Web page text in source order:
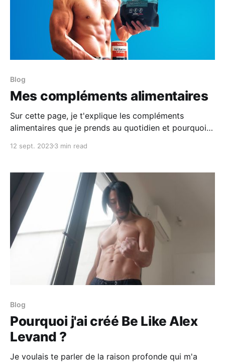
Blog
Mes compléments alimentaires
Sur cette page, je t'explique les compléments
alimentaires que je prends au quotidien et pourquoi
12 sept. 20233 min read
Blog
Pourquoi j'ai créé Be Like Alex
Levand ?
Je voulais te parler de la raison profonde qui m'a